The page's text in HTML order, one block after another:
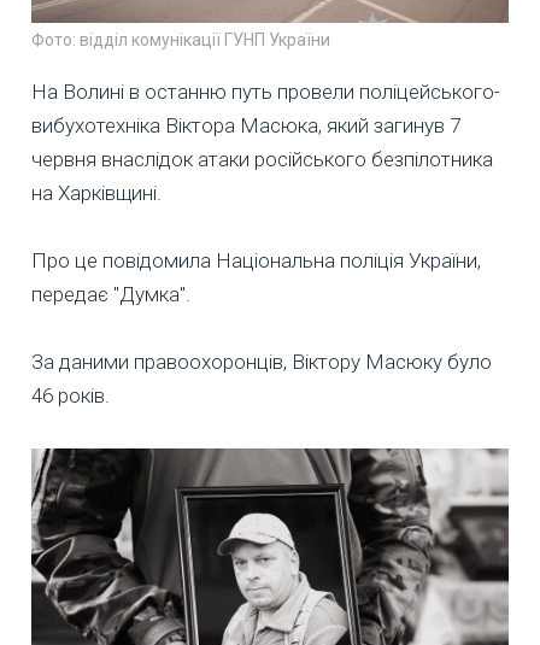
Фото: відділ комунікації ГУНП України
На Волині в останню путь провели поліцейського-
вибухотехніка Віктора Масюка, який загинув 7
червня внаслідок атаки російського безпілотника
на Харківщині.
Про це повідомила Національна поліція України,
передає "Думка".
За даними правоохоронців, Віктору Масюку було
46 років.